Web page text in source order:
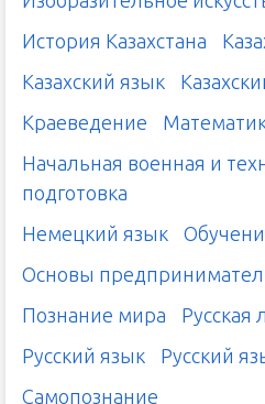
История Казахстана
Казахский язык
Краеведение
Начальная военная и
подготовка
Немецкий язык
Основы
Познание мира
Русская
Русский язык
Русский
Самопознание